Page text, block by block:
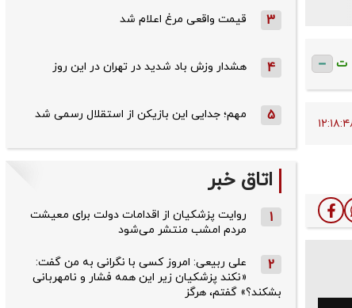
ت
3 قیمت واقعی مرغ اعلام شد
4 هشدار وزش باد شدید در تهران در این روز
5 مهم؛ جدایی این بازیکن از استقلال رسمی شد
اتاق خبر
1
روایت پزشکیان از اقدامات دولت برای معیشت
مردم امشب منتشر می‌شود
2
علی ربیعی: امروز کسی با نگرانی به من گفت:
«نکند پزشکیان زیر این همه فشار و نامهربانی
بشکند؟» گفتم، هرگز